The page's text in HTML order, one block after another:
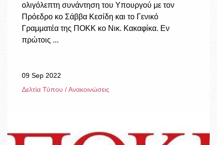
ολιγόλεπτη συνάντηση του Υπουργού με τον
Πρόεδρο κο Σάββα Κεσίδη και το Γενικό
Γραμματέα της ΠΟΚΚ κο Νικ. Κακαφίκα. Εν
πρώτοις ...
09 Sep 2022
Δελτία Τύπου / Ανακοινώσεις